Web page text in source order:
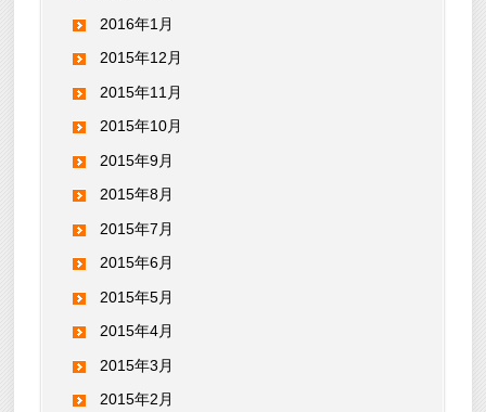
2016年1月
2015年12月
2015年11月
2015年10月
2015年9月
2015年8月
2015年7月
2015年6月
2015年5月
2015年4月
2015年3月
2015年2月